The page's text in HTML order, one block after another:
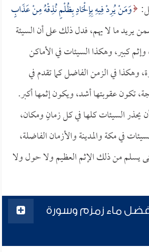
وَمَنْ يُرِدْ فِيهِ بِإِلْحَادٍ بِظُلْمٍ نُذِقْهُ مِنْ عَذَابٍ
فضمن يريد ما لا يهم، فدل ذلك على أن السيئة
كبير، وهكذا السيئات في الأماكن
وهكذا في الزمن الفاضل كما تقدم في
تكون عقوبتها أشد، ويكون إثمها أكبر.
يحذر السيئات كلها في كل زمانٍ ومكان،
في مكة والمدينة والأزمان الفاضلة،
يسلم من ذلك الإثم العظيم ولا حول ولا
ماء زمزم وسورة